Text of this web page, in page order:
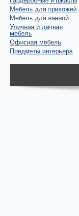
Мебель для прихожей
Мебель для ванной
Уличная и дачная
мебель
Офисная мебель
Предметы интерьера